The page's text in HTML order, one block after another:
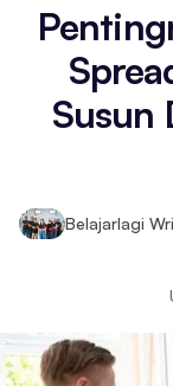
Susun
Belajarlagi